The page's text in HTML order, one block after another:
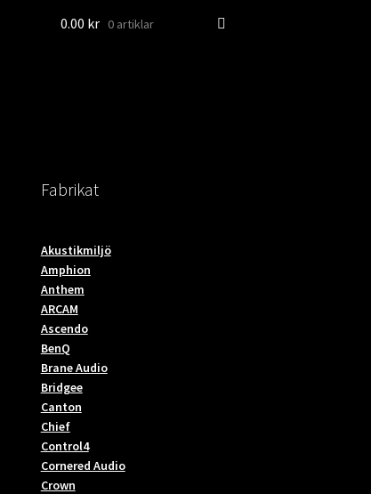
0.00 kr 0 artiklar
Fabrikat
Akustikmiljö
Amphion
Anthem
ARCAM
Ascendo
BenQ
Brane Audio
Bridgee
Canton
Chief
Control4
Cornered Audio
Crown